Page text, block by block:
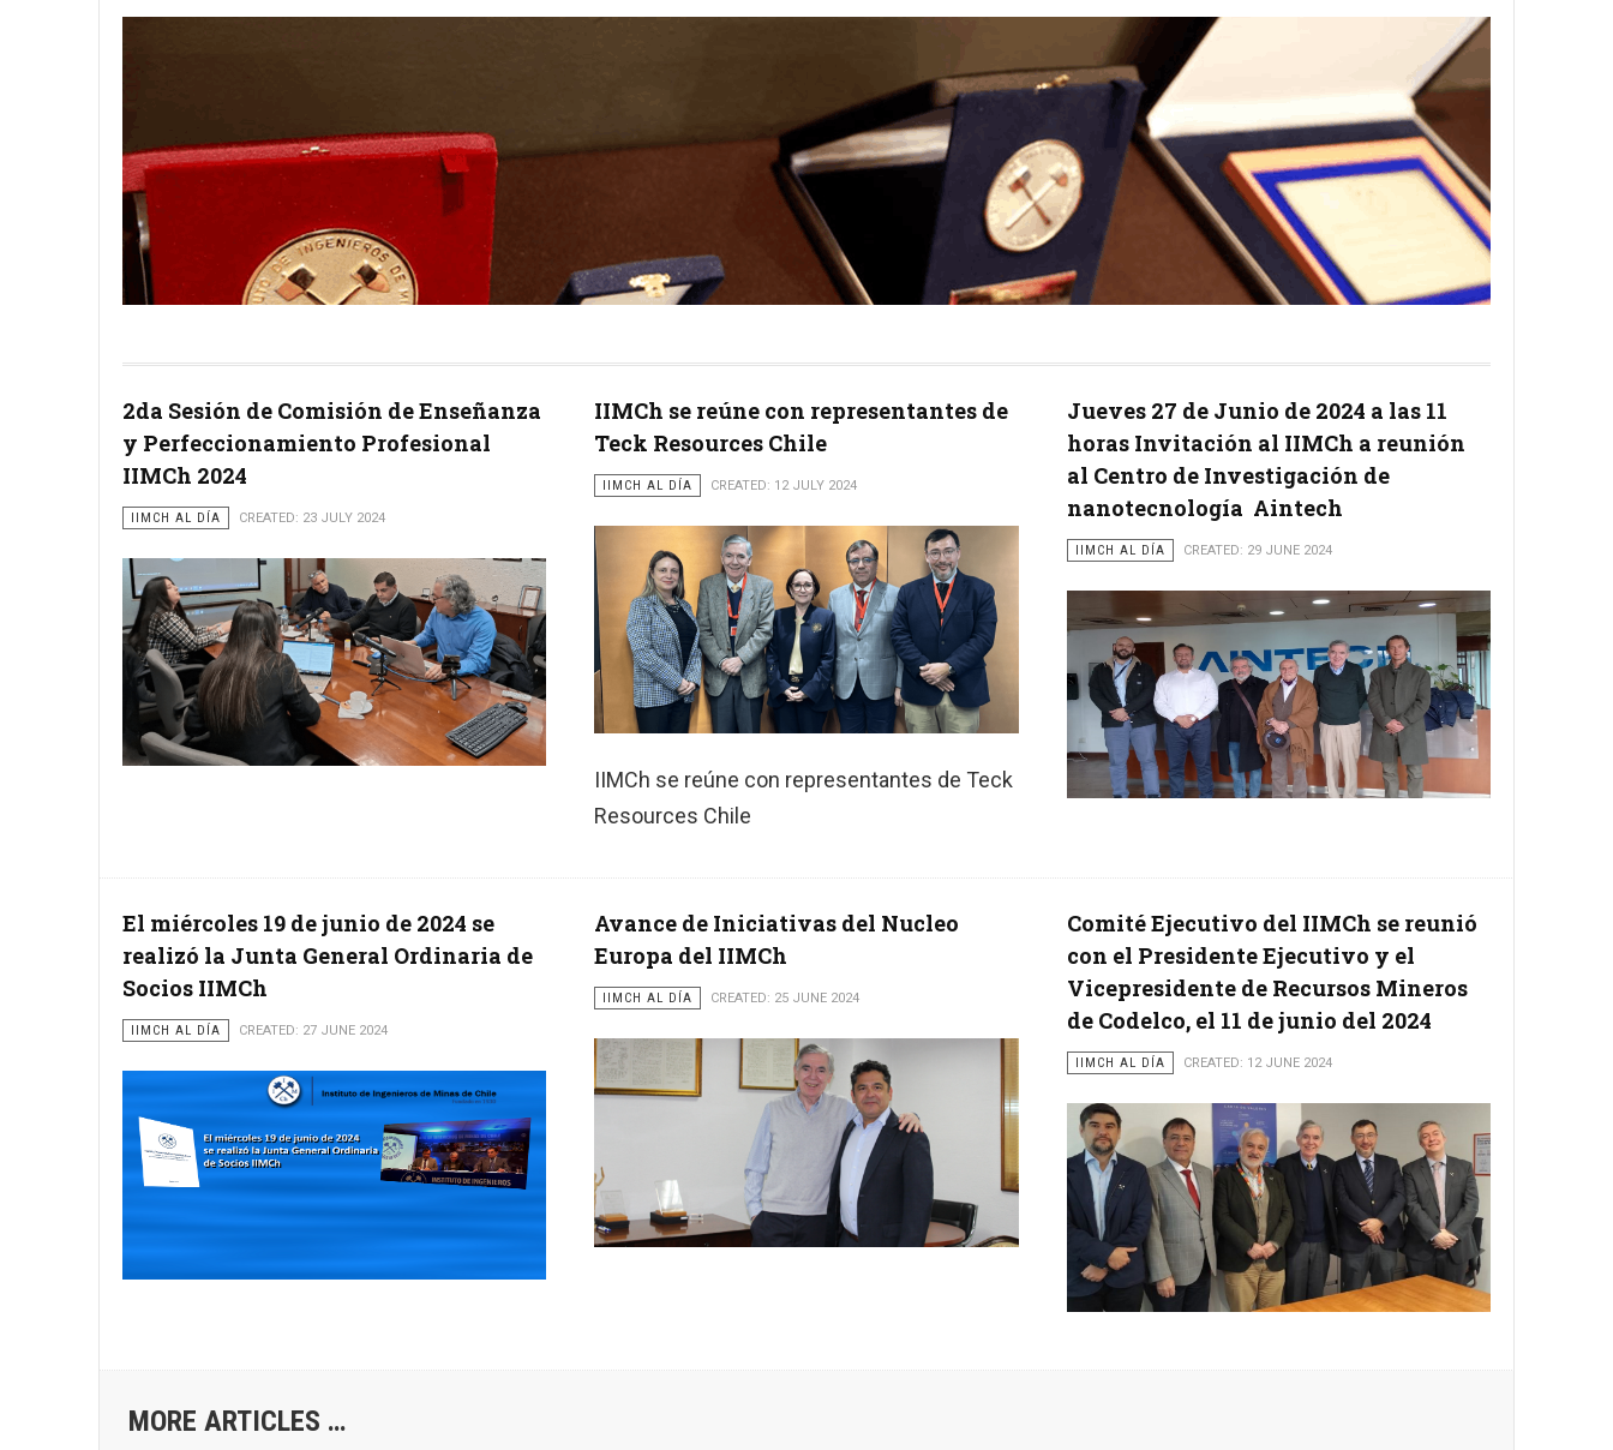
2da Sesión de Comisión de Enseñanza
y Perfeccionamiento Profesional
IIMCh 2024
IIMCH AL DÍA CREATED: 23 JULY 2024
IIMCh se reúne con representantes de
Teck Resources Chile
IIMCH AL DÍA CREATED: 12 JULY 2024
IIMCh se reúne con representantes de Teck
Resources Chile
Jueves 27 de Junio de 2024 a las 11
horas Invitación al IIMCh a reunión
al Centro de Investigación de
nanotecnología Aintech
IIMCH AL DÍA CREATED: 29 JUNE 2024
El miércoles 19 de junio de 2024 se
realizó la Junta General Ordinaria de
Socios IIMCh
IIMCH AL DÍA CREATED: 27 JUNE 2024
Avance de Iniciativas del Nucleo
Europa del IIMCh
IIMCH AL DÍA CREATED: 25 JUNE 2024
Comité Ejecutivo del IIMCh se reunió
con el Presidente Ejecutivo y el
Vicepresidente de Recursos Mineros
de Codelco, el 11 de junio del 2024
IIMCH AL DÍA CREATED: 12 JUNE 2024
MORE ARTICLES …